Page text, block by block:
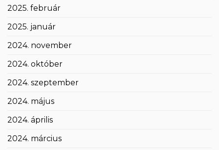
2025. február
2025. január
2024. november
2024. október
2024. szeptember
2024. május
2024. április
2024. március